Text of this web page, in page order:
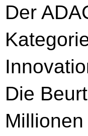
Der
Die